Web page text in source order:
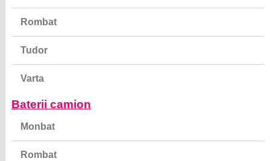
Rombat
Tudor
Varta
Baterii camion
Monbat
Rombat